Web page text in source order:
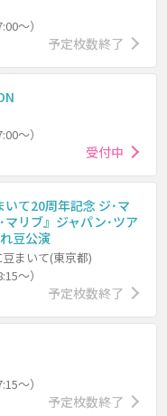
～）
予定枚数終了
～）
受付中
て20周年記念 ジ･マ
マリブ』ジャパン･ツア
豆公演
まいて(東京都)
～）
予定枚数終了
～）
予定枚数終了